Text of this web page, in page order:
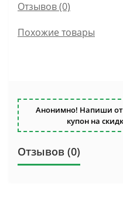
Отзывов (0)
Похожие товары
Анонимно! Напиши
купон на
Отзывов (0)